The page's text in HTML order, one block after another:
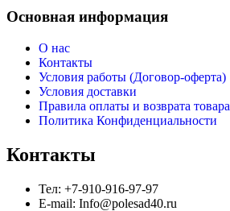
Основная информация
О нас
Контакты
Условия работы (Договор-оферта)
Условия доставки
Правила оплаты и возврата товара
Политика Конфиденциальности
Контакты
Тел: +7-910-916-97-97
E-mail: Info@polesad40.ru